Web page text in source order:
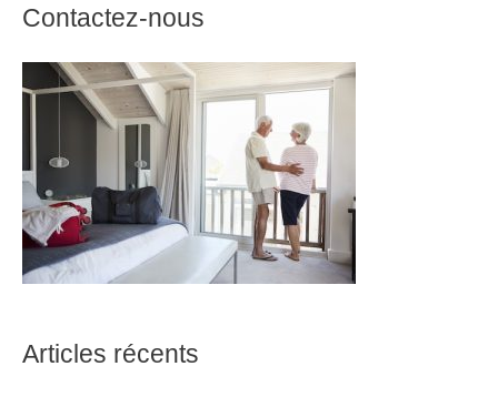
Contactez-nous
Articles récents